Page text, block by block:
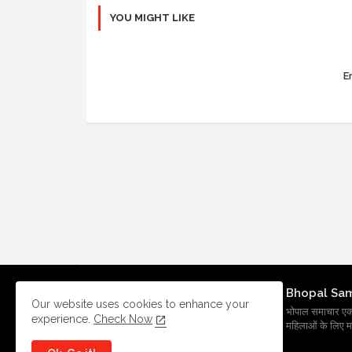
YOU MIGHT LIKE
Bhopal
भोपाल समाचार एक
महिलाओं के लिए
Our website uses cookies to enhance your
experience. Check Now